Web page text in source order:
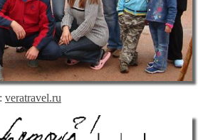
veratravel.ru